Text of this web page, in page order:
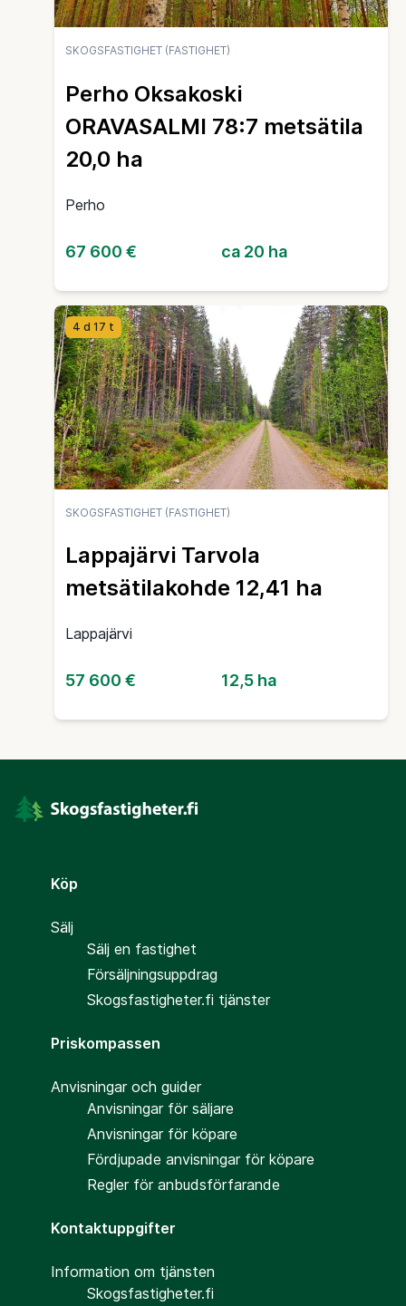
SKOGSFASTIGHET (FASTIGHET)
Perho Oksakoski
ORAVASALMI 78:7 metsätila
20,0 ha
Perho
67 600 € ca 20 ha
4 d 17 t
SKOGSFASTIGHET (FASTIGHET)
Lappajärvi Tarvola
metsätilakohde 12,41 ha
Lappajärvi
57 600 € 12,5 ha
Köp
Sälj
Sälj en fastighet
Försäljningsuppdrag
Skogsfastigheter.fi tjänster
Priskompassen
Anvisningar och guider
Anvisningar för säljare
Anvisningar för köpare
Fördjupade anvisningar för köpare
Regler för anbudsförfarande
Kontaktuppgifter
Information om tjänsten
Skogsfastigheter.fi